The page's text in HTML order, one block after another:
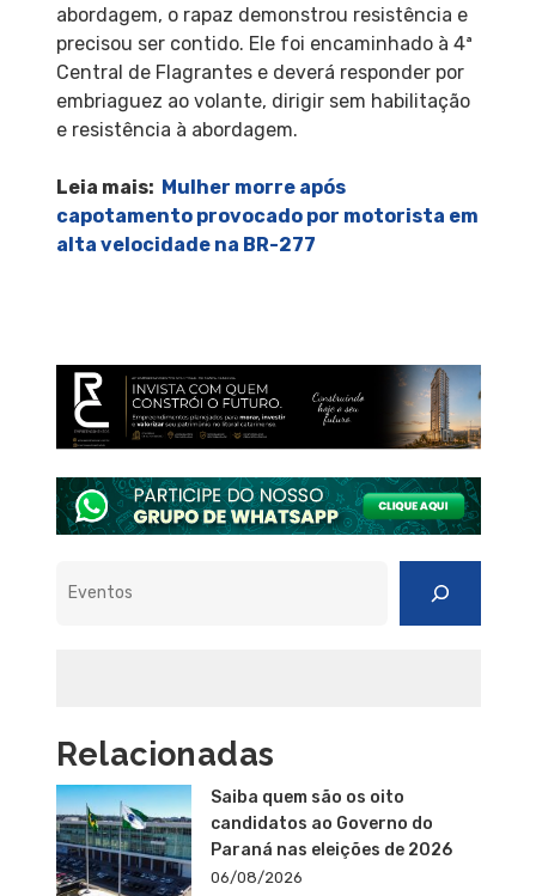
abordagem, o rapaz demonstrou resistência e
precisou ser contido. Ele foi encaminhado à 4ª
Central de Flagrantes e deverá responder por
embriaguez ao volante, dirigir sem habilitação
e resistência à abordagem.
Leia mais: Mulher morre após
capotamento provocado por motorista em
alta velocidade na BR-277
Relacionadas
Saiba quem são os oito
candidatos ao Governo do
Paraná nas eleições de 2026
06/08/2026